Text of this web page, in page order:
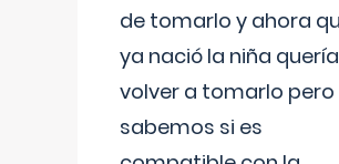
de tomarlo y ahora
ya nació la niña quería
volver a tomarlo pero
sabemos si es